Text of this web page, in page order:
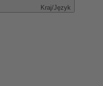
Kraj/Język